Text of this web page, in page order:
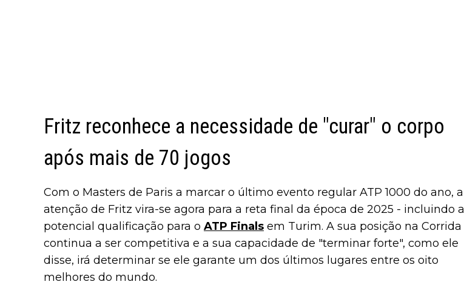
Fritz reconhece a necessidade de "curar" o corpo
após mais de 70 jogos
Com o Masters de Paris a marcar o último evento regular ATP 1000 do ano, a
atenção de Fritz vira-se agora para a reta final da época de 2025 - incluindo a
potencial qualificação para o ATP Finals em Turim. A sua posição na Corrida
continua a ser competitiva e a sua capacidade de "terminar forte", como ele
disse, irá determinar se ele garante um dos últimos lugares entre os oito
melhores do mundo.